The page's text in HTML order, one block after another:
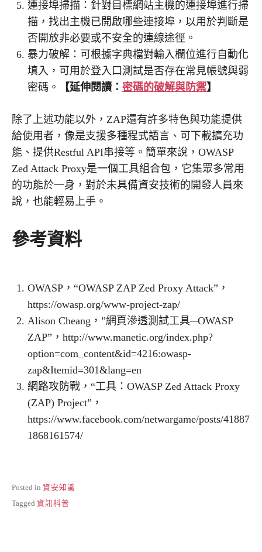
連接埠掃描：針對目標網站主機的連接埠進行掃
描，找出主機已開啟哪些連接埠，以用於判斷是
否開放非必要或不安全的連線途徑。
暴力破解：可根據字典檔對輸入欄位進行自動化
填入，可用於登入口測試是否存在常見帳號與弱
密碼。
【延伸閱讀： 密碼的破解與防禦】
除了上述功能以外，ZAP還有許多特色與功能提供
給使用者，像是支援多種程式語言、可下載擴充功
能、提供Restful API串接等。簡單來說，OWASP
Zed Attack Proxy是一個工具組合包，它集眾多常用
的功能於一身，對於未具備資安技術的開發人員來
說，也能輕易上手。
參考資料
OWASP，“OWASP ZAP Zed Proxy Attack”，
https://owasp.org/www-project-zap/
Alison Cheang，”網頁滲透測試工具─OWASP
ZAP”，http://www.manetic.org/index.php?
option=com_content&id=4216:owasp-
zap&Itemid=301&lang=en
網路攻防戰，“工具：OWASP Zed Attack Proxy
(ZAP) Project”，
https://www.facebook.com/netwargame/posts/41887
1868161574/
Posted in 資安知識
Tagged 資訊科普